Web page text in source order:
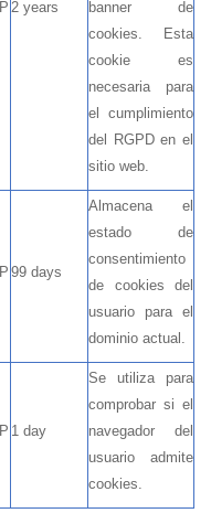
2 years
banner de
cookies. Esta
cookie es
necesaria para
el cumplimiento
del RGPD en el
sitio web.
99 days
Almacena el
estado de
consentimiento
de cookies del
usuario para el
dominio actual.
1 day
Se utiliza para
comprobar si el
navegador del
usuario admite
cookies.